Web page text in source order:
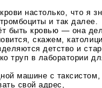
настолько, что я
и так далее.
быть кровью — она
скажем,
детство и
в лаборатории
машине с таксистом,
свой адрес,